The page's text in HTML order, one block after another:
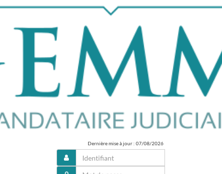
Dernière mise à jour : 07/08/2026